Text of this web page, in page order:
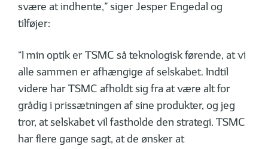
svære at indhente,” siger Jesper Engedal og
tilføjer:
“I min optik er TSMC så teknologisk førende, at vi
alle sammen er afhængige af selskabet. Indtil
videre har TSMC afholdt sig fra at være alt for
grådig i prissætningen af sine produkter, og jeg
tror, at selskabet vil fastholde den strategi. TSMC
har flere gange sagt, at de ønsker at